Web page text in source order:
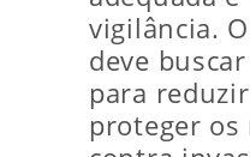
vigilância.
deve
para
proteger os